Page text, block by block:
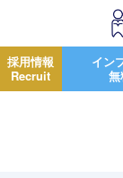
採用情報
Recruit
イン